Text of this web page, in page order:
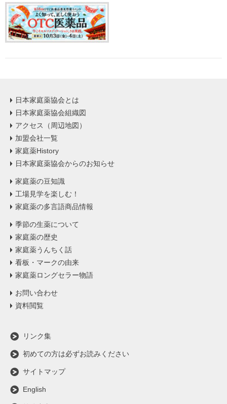
日本家庭薬協会とは
日本家庭薬協会組織図
アクセス（周辺地図）
加盟会社一覧
家庭薬History
日本家庭薬協会からのお知らせ
家庭薬の豆知識
工場見学を楽しむ！
家庭薬の多言語商品情報
季節の生薬について
家庭薬の歴史
家庭薬うんちく話
看板・マークの由来
家庭薬ロングセラー物語
お問い合わせ
資料閲覧
リンク集
初めての方は必ずお読みください
サイトマップ
English